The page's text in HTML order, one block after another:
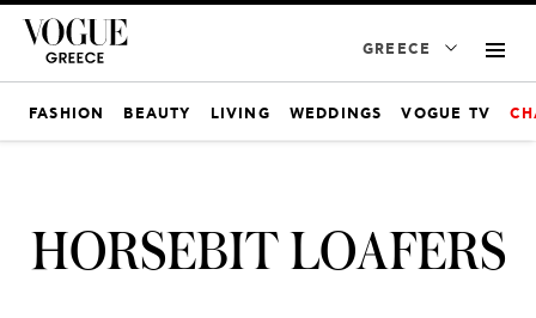
GREECE
FASHION BEAUTY LIVING WEDDINGS VOGUE TV
HORSEBIT LOAFERS